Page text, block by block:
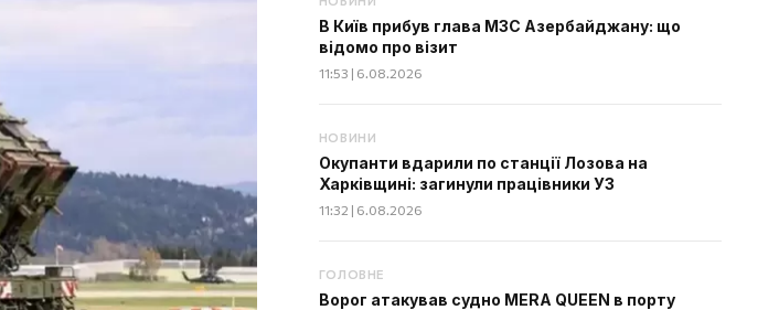
В Київ прибув глава МЗС Азербайджану: що
відомо про візит
11:53 | 6.08.2026
НОВИНИ
Окупанти вдарили по станції Лозова на
Харківщині: загинули працівники УЗ
11:32 | 6.08.2026
ГОЛОВНЕ
Ворог атакував судно MERA QUEEN в порту